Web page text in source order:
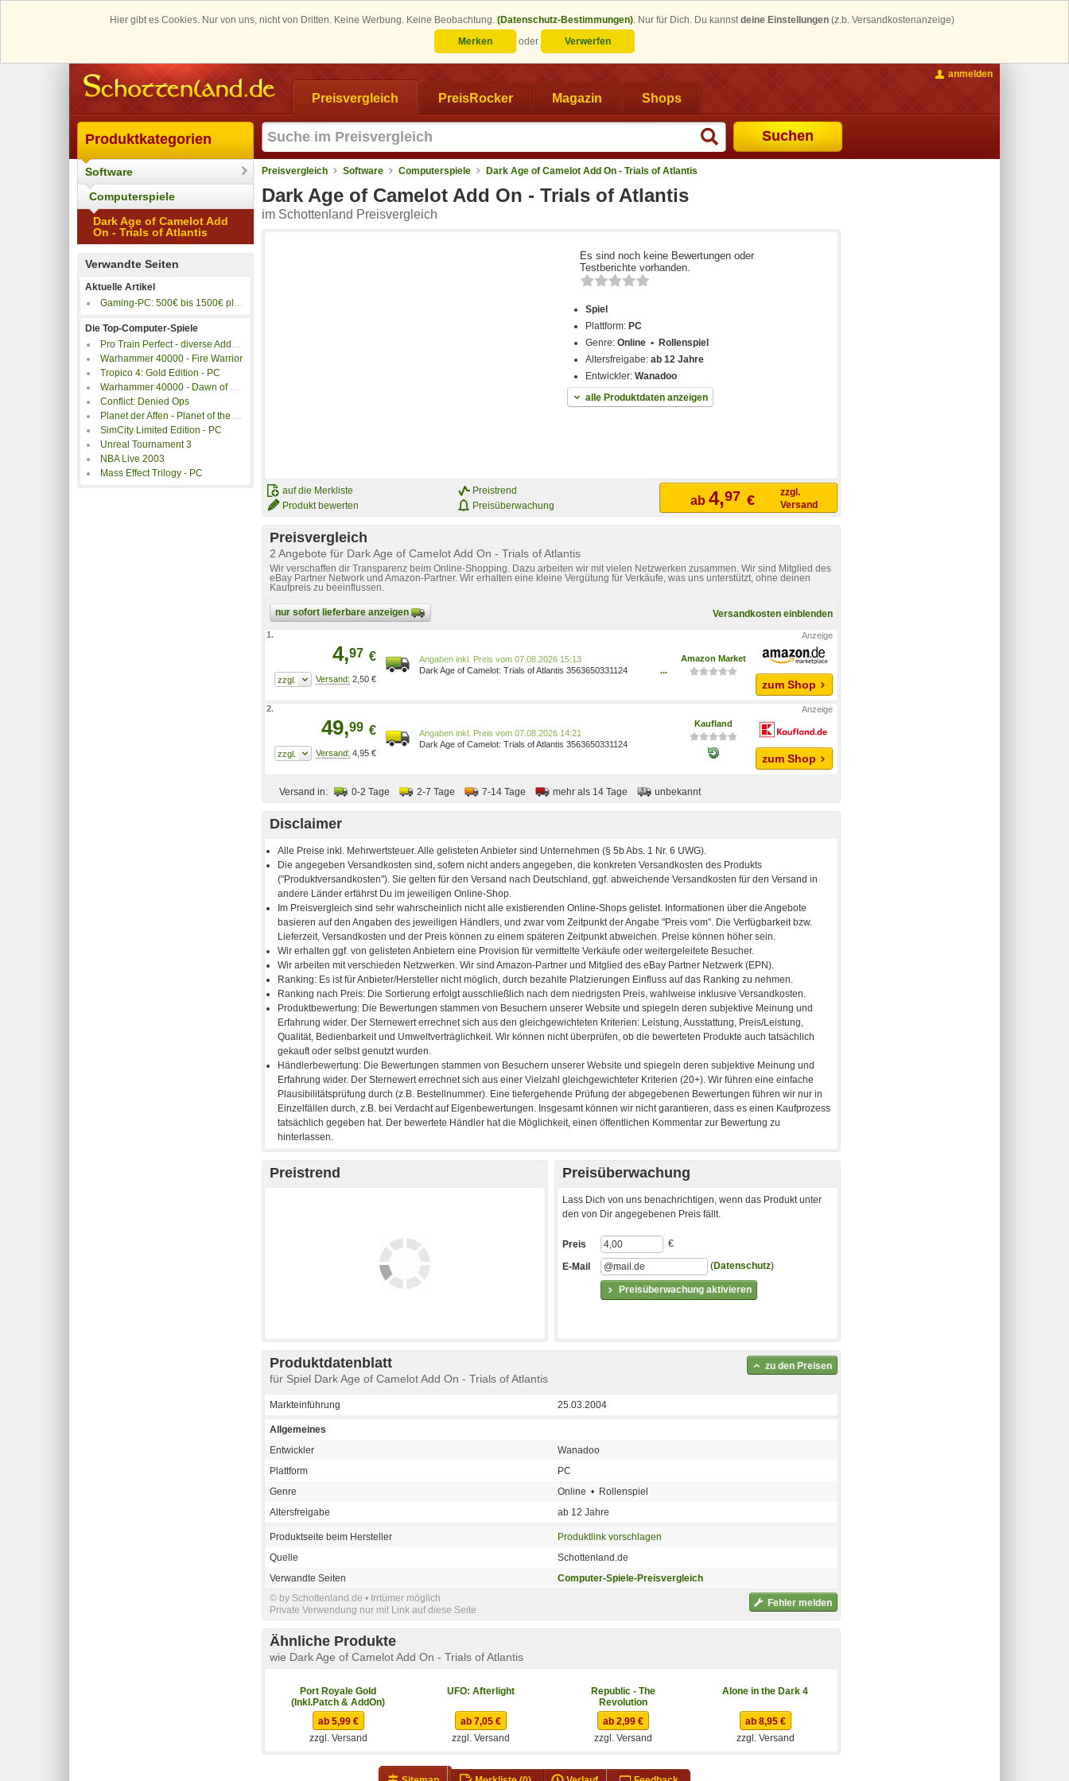
Hier gibt es Cookies. Nur von uns, nicht von Dritten. Keine Werbung. Keine Beobachtung. (Datenschutz-Bestimmungen). Nur für Dich. Du kannstdeine Einstellungen (z.b. Versandkostenanzeige)
Merken
oder Verwerfen
Preisvergleich PreisRocker Magazin Shops
Suchen
anmelden
Produktkategorien
Software
Computerspiele
Dark Age of Camelot Add
On - Trials of Atlantis
Verwandte Seiten
Aktuelle Artikel
Gaming-PC: 500€ bis 1500€ plus 4K-Gaming PC
Die Top-Computer-Spiele
Pro Train Perfect - diverse Addons
Warhammer 40000 - Fire Warrior
Tropico 4: Gold Edition - PC
Warhammer 40000 - Dawn of War - Winter Assault Add On
Conflict: Denied Ops
Planet der Affen - Planet of the Apes
SimCity Limited Edition - PC
Unreal Tournament 3
NBA Live 2003
Mass Effect Trilogy - PC
Preisvergleich Software Computerspiele Dark Age of Camelot Add On - Trials of Atlantis
Dark Age of Camelot Add On - Trials of Atlantis
im Schottenland Preisvergleich
Es sind noch keine Bewertungen oder
Testberichte vorhanden.
Spiel
Plattform: PC
Genre:Online • Rollenspiel
Altersfreigabe:ab 12 Jahre
Entwickler:Wanadoo
alle Produktdaten anzeigen
auf die Merkliste
Produkt bewerten
Preistrend
Preisüberwachung
ab 4,97 €
zzgl.
Versand
Preisvergleich
2 Angebote für Dark Age of Camelot Add On - Trials of Atlantis
Wir verschaffen dir Transparenz beim Online-Shopping. Dazu arbeiten wir mit vielen Netzwerken zusammen. Wir sind Mitglied des
eBay Partner Network und Amazon-Partner. Wir erhalten eine kleine Vergütung für Verkäufe, was uns unterstützt, ohne deinen
Kaufpreis zu beeinflussen.
nur sofort lieferbare anzeigen Versandkosten einblenden
1.
4,97 €
2,50 €
Preis vom 07.08.2026 15:13
Dark Age of Camelot: Trials of Atlantis 3563650331124
...
Amazon Market
zum Shop
2.
49,99 €
4,95 €
Preis vom 07.08.2026 14:21
Dark Age of Camelot: Trials of Atlantis 3563650331124
Kaufland
zum Shop
Versand in: 0-2 Tage 2-7 Tage 7-14 Tage mehr als 14 Tage unbekannt
Disclaimer
Preistrend Preisüberwachung
Lass Dich von uns benachrichtigen, wenn das Produkt unter
den von Dir angegebenen Preis fällt.
Preisüberwachung aktivieren
Preis €
E-Mail (Datenschutz)
Produktdatenblatt
für Spiel Dark Age of Camelot Add On - Trials of Atlantis
zu den Preisen
Markteinführung 25.03.2004
Allgemeines
Entwickler
Wanadoo
Plattform
PC
Genre
Online • Rollenspiel
Altersfreigabe
ab 12 Jahre
Produktseite beim Hersteller
Produktlink vorschlagen
Quelle
Schottenland.de
Verwandte Seiten
Computer-Spiele-Preisvergleich
Fehler melden
© by Schottenland.de • Irrtümer möglich
Private Verwendung nur mit Link auf diese Seite
Ähnliche Produkte
wie Dark Age of Camelot Add On - Trials of Atlantis
Port Royale Gold
(Inkl.Patch & AddOn)
UFO: Afterlight
Republic - The
Revolution
Alone in the Dark 4
ab 5,99 €
zzgl. Versand
ab 7,05 €
zzgl. Versand
ab 2,99 €
zzgl. Versand
ab 8,95 €
zzgl. Versand